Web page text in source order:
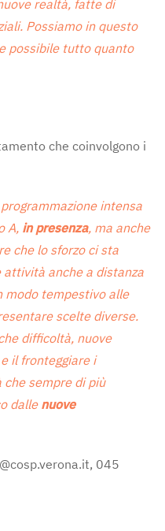
realtà, fatte di
Possiamo in questo
possibile tutto quanto
che coinvolgono i
intensa
A, in presenza, ma anche
che lo sforzo ci sta
attività anche a distanza
modo tempestivo alle
scelte diverse.
difficoltà, nuove
il fronteggiare i
sempre di più
dalle nuove
, 045